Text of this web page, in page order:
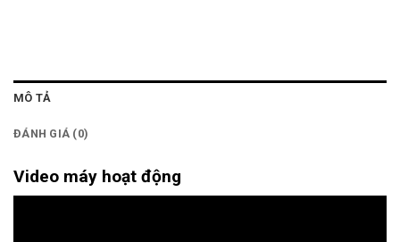
MÔ TẢ
ĐÁNH GIÁ (0)
Video máy hoạt động